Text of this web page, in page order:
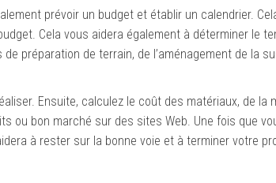
prévoir un budget et établir un calendrier.
Cela vous aidera également à déterminer le
préparation de terrain, de l’aménagement de la
Ensuite, calculez le coût des matériaux, de la
ou bon marché sur des sites Web. Une fois que
à rester sur la bonne voie et à terminer votre